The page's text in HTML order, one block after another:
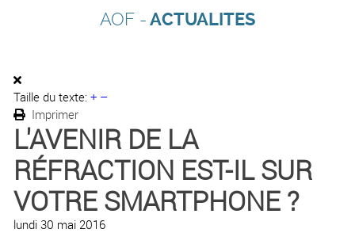
AOF -ACTUALITES
Taille du texte: + –
Imprimer
L'AVENIR DE LA
RÉFRACTION EST-IL SUR
VOTRE SMARTPHONE ?
lundi 30 mai 2016